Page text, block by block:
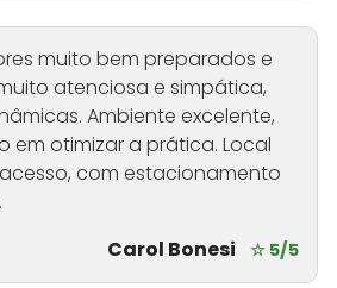
muito bem preparados e
atenciosa e simpática,
Ambiente excelente,
em otimizar a prática. Local
com estacionamento
Carol Bonesi
☆ 5/5